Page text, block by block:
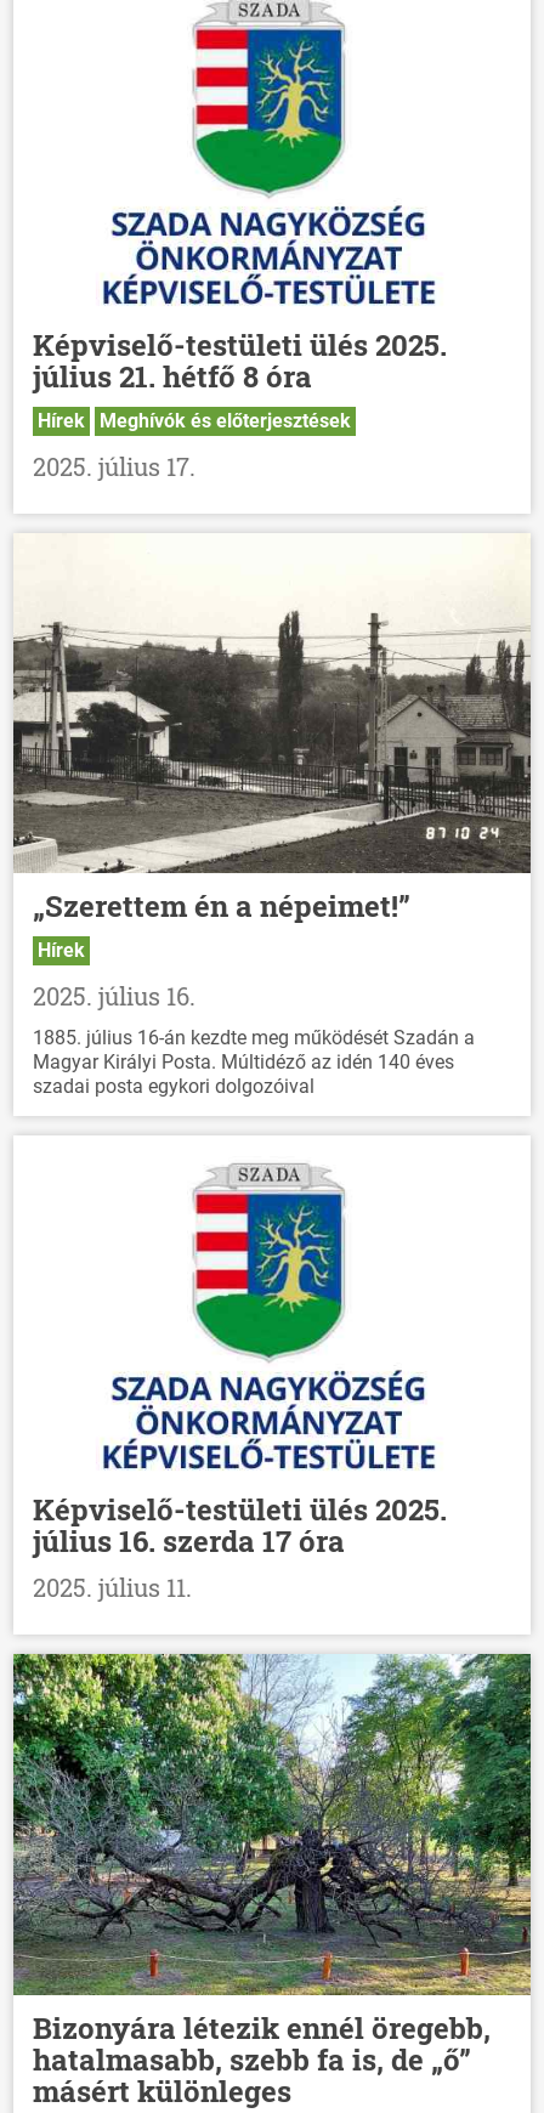
HÍREK
VÁLASZTÁSOK
Képviselő-testületi ülés 2025.
július 21. hétfő 8 óra
Hírek Meghívók és előterjesztések
2025. július 17.
„Szerettem én a népeimet!”
Hírek
2025. július 16.
1885. július 16-án kezdte meg működését Szadán a
Magyar Királyi Posta. Múltidéző az idén 140 éves
szadai posta egykori dolgozóival
Képviselő-testületi ülés 2025.
július 16. szerda 17 óra
2025. július 11.
Bizonyára létezik ennél öregebb,
hatalmasabb, szebb fa is, de „ő”
másért különleges